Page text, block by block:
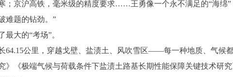
；京沪高铁，毫米级的精度要求……王勇像一个永不满足的“海绵
难题的钻劲。”
大的“考场”。
64.15公里，穿越戈壁、盐渍土、风吹雪区——每一种地质、气候
》《极端气候与荷载条件下盐渍土路基长期性能保障关键技术研